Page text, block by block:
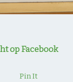
op Facebook
Pin It